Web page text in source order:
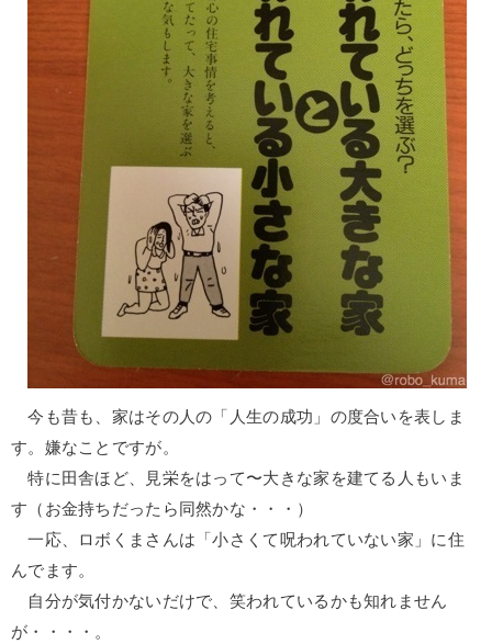
今も昔も、家はその人の「人生の成功」の度合いを表しま
す。嫌なことですが。
特に田舎ほど、見栄をはって〜大きな家を建てる人もいま
す（お金持ちだったら同然かな・・・）
一応、ロボくまさんは「小さくて呪われていない家」に住
んでます。
自分が気付かないだけで、笑われているかも知れません
が・・・・。